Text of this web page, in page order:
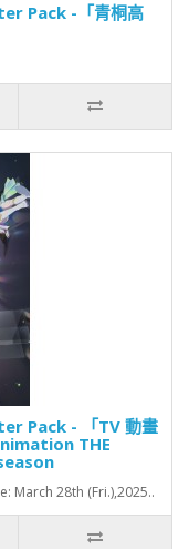
Pack -「青桐高
Pack - 「TV 動畫
THE
March 28th (Fri.),2025..